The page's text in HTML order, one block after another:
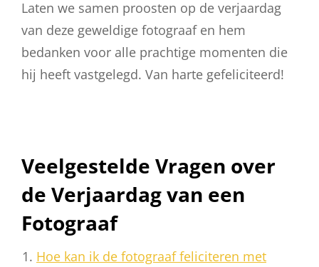
Laten we samen proosten op de verjaardag
van deze geweldige fotograaf en hem
bedanken voor alle prachtige momenten die
hij heeft vastgelegd. Van harte gefeliciteerd!
Veelgestelde Vragen over
de Verjaardag van een
Fotograaf
Hoe kan ik de fotograaf feliciteren met